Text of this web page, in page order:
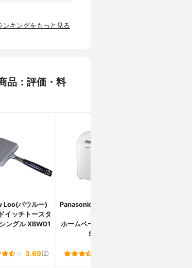
ンキングをもっと見る
品：評価・料
Loo(バウルー)
イッチトースタ
ングル XBW01
Panasonic(パナソニッ
ク)
ホームベーカリー SD-
SB1
3.69(2)